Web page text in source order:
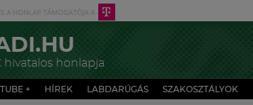
hivatalos honlapja
+ HÍREK LABDARÚGÁS SZAKOSZTÁLYOK